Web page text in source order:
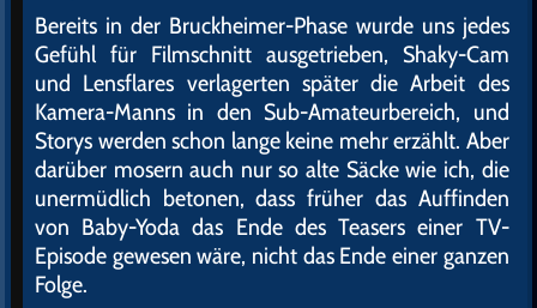
Bereits in der Bruckheimer-Phase wurde uns jedes
Gefühl für Filmschnitt ausgetrieben, Shaky-Cam
und Lensflares verlagerten später die Arbeit des
Kamera-Manns in den Sub-Amateurbereich, und
Storys werden schon lange keine mehr erzählt. Aber
darüber mosern auch nur so alte Säcke wie ich, die
unermüdlich betonen, dass früher das Auffinden
von Baby-Yoda das Ende des Teasers einer TV-
Episode gewesen wäre, nicht das Ende einer ganzen
Folge.